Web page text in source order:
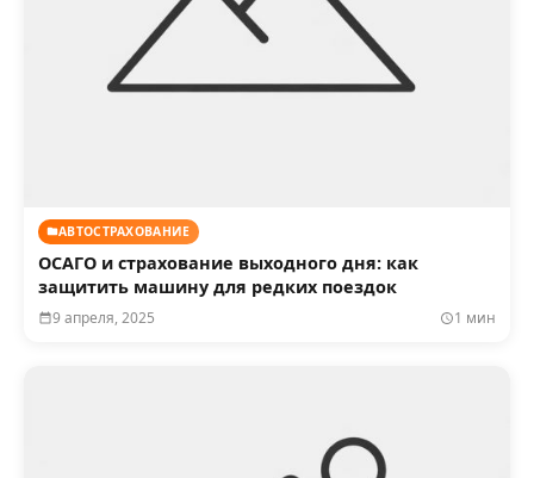
АВТОСТРАХОВАНИЕ
ОСАГО и страхование выходного дня: как
защитить машину для редких поездок
9 апреля, 2025 1 мин